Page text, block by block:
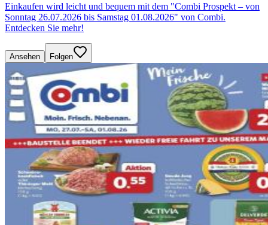
Einkaufen wird leicht und bequem mit dem "Combi Prospekt – von
Sonntag 26.07.2026 bis Samstag 01.08.2026" von Combi.
Entdecken Sie mehr!
Ansehen Folgen